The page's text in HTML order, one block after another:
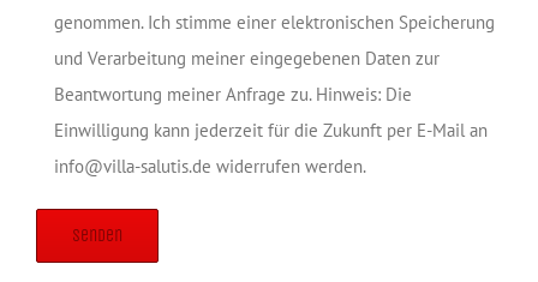
genommen. Ich stimme einer elektronischen Speicherung
und Verarbeitung meiner eingegebenen Daten zur
Beantwortung meiner Anfrage zu. Hinweis: Die
Einwilligung kann jederzeit für die Zukunft per E-Mail an
info@villa-salutis.de widerrufen werden.